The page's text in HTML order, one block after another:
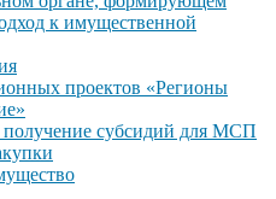
к имущественной
проектов «Регионы
получение субсидий для МСП